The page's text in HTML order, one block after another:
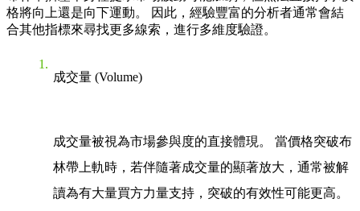
格將向上還是向下運動。 因此，經驗豐富的分析者通常會結
合其他指標來尋找更多線索，進行多維度驗證。
成交量 (Volume)
成交量被視為市場參與度的直接體現。 當價格突破布
林帶上軌時，若伴隨著成交量的顯著放大，通常被解
讀為有大量買方力量支持，突破的有效性可能更高。